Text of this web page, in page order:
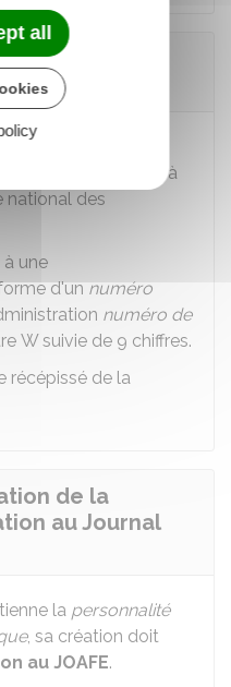
national des
de
procède à
national des
une
d'unnuméro
numéro de
W suivie de 9 chiffres.
récépissé de la
de la
au Journal
la personnalité
, sa création doit
au JOAFE.
all